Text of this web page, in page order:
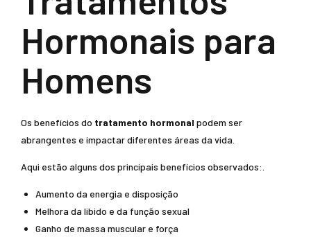
Hormonais para
Homens
Os benefícios do tratamento hormonal podem ser
abrangentes e impactar diferentes áreas da vida.
Aqui estão alguns dos principais benefícios observados:.
Aumento da energia e disposição
Melhora da libido e da função sexual
Ganho de massa muscular e força